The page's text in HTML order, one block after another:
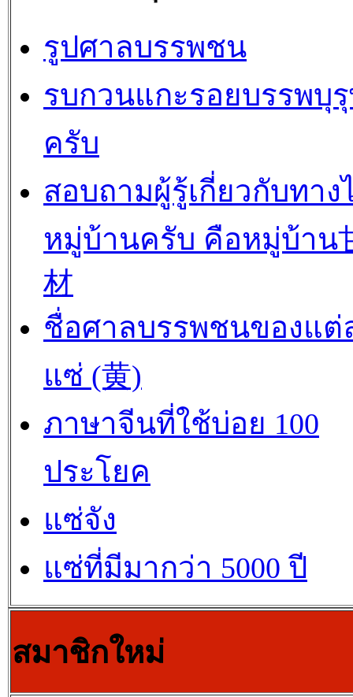
รูปศาลบรรพชน
รบกวนแกะรอยบรรพบุ
ครับ
สอบถามผู้รู้เกี่ยวกับทาง
หมู่บ้านครับ คือหมู่บ้าน
材
ชื่อศาลบรรพชนของแต่
แซ่ (黄)
ภาษาจีนที่ใช้บ่อย 100
ประโยค
แซ่จัง
แซ่ที่มีมากว่า 5000 ปี
สมาชิกใหม่